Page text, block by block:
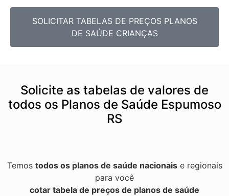
SOLICITAR TABELAS DE PREÇOS PLANOS
DE SAÚDE CRIANÇAS
Solicite as tabelas de valores de
todos os Planos de Saúde Espumoso
RS
Temos todos os planos de saúde nacionaise regionais
para você
cotar tabela de preços de planos de saúde